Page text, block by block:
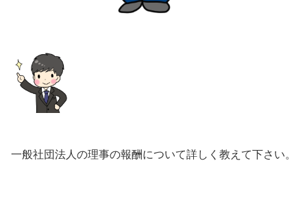
一般社団法人の理事の報酬について詳しく教えて下さい。